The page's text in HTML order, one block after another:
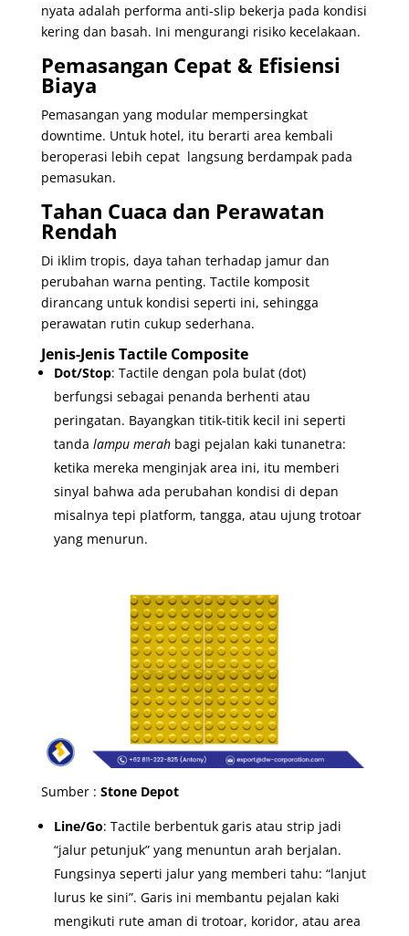
nyata adalah performa anti-slip bekerja pada kondisi
kering dan basah. Ini mengurangi risiko kecelakaan.
Pemasangan Cepat & Efisiensi
Biaya
Pemasangan yang modular mempersingkat
downtime. Untuk hotel, itu berarti area kembali
beroperasi lebih cepat langsung berdampak pada
pemasukan.
Tahan Cuaca dan Perawatan
Rendah
Di iklim tropis, daya tahan terhadap jamur dan
perubahan warna penting. Tactile komposit
dirancang untuk kondisi seperti ini, sehingga
perawatan rutin cukup sederhana.
Jenis-Jenis Tactile Composite
Dot/Stop: Tactile dengan pola bulat (dot)
berfungsi sebagai penanda berhenti atau
peringatan. Bayangkan titik-titik kecil ini seperti
tanda lampu merahbagi pejalan kaki tunanetra:
ketika mereka menginjak area ini, itu memberi
sinyal bahwa ada perubahan kondisi di depan
misalnya tepi platform, tangga, atau ujung trotoar
yang menurun.
Sumber : Stone Depot
Line/Go: Tactile berbentuk garis atau strip jadi
“jalur petunjuk” yang menuntun arah berjalan.
Fungsinya seperti jalur yang memberi tahu: “lanjut
lurus ke sini”. Garis ini membantu pejalan kaki
mengikuti rute aman di trotoar, koridor, atau area